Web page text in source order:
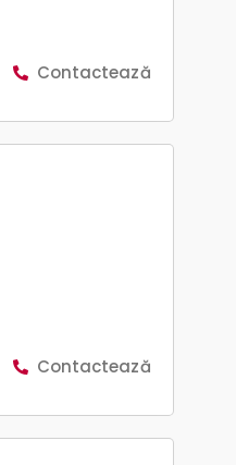
Contactează
Contactează